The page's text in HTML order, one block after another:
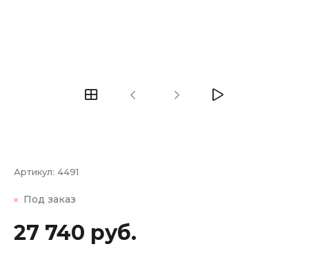
Артикул: 4491
Под заказ
27 740 руб.